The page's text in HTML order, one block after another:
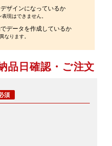
ザインになっているか
現はできません。
データを作成しているか
なります。
品日確認・ご注文